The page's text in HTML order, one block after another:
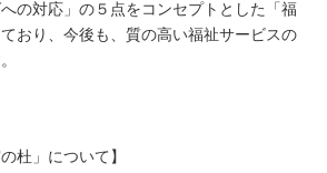
への対応」の５点をコンセプトとした「福
おり、今後も、質の高い福祉サービスの
杜」について】